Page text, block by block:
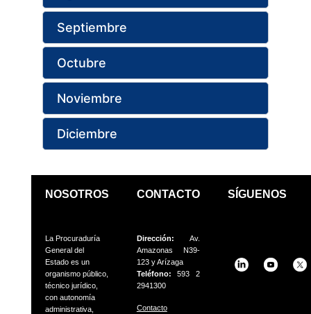
Septiembre
Octubre
Noviembre
Diciembre
NOSOTROS
La Procuraduría
General del
Estado es un
organismo público,
técnico jurídico,
con autonomía
administrativa,
CONTACTO
Dirección: Av.
Amazonas N39-
123 y Arízaga
Teléfono:593 2
2941300
Contacto
SÍGUENOS